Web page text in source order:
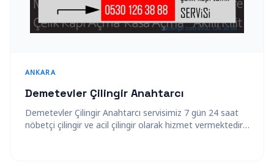
ANKARA
Demetevler Çilingir Anahtarcı
Demetevler Çilingir Anahtarcı servisimiz 7 gün 24 saat
nöbetçi çilingir ve acil çilingir olarak hizmet vermektedir.